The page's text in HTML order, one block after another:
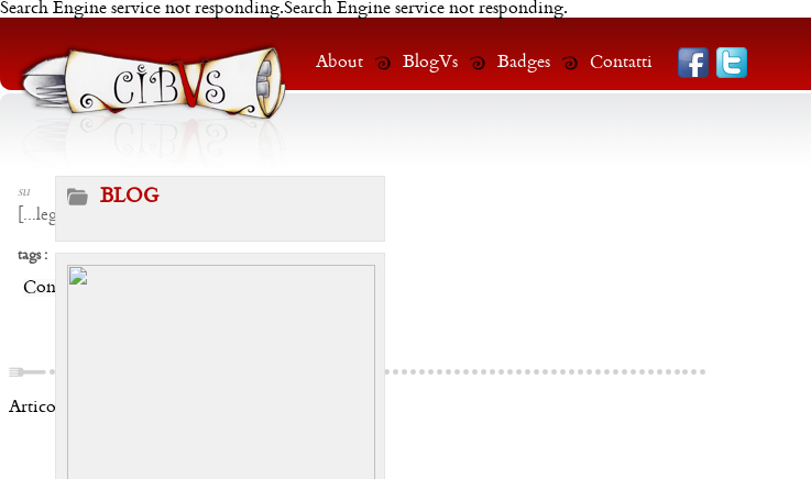
Search Engine service not responding.Search Engine service not responding.
About BlogVs Badges Contatti
su
...leggi
tags :
Condividi:
Articoli correlati:
BLOG